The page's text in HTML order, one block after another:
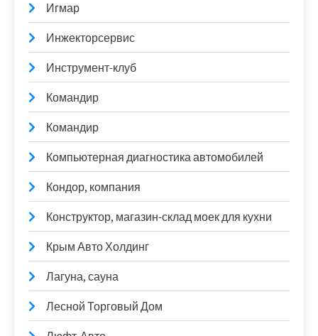
Игмар
Инжекторсервис
Инструмент-клуб
Командир
Командир
Компьютерная диагностика автомобилей
Кондор, компания
Конструктор, магазин-склад моек для кухни
Крым Авто Холдинг
Лагуна, сауна
Лесной Торговый Дом